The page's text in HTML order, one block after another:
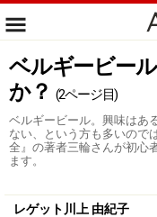
ベルギービー
か？ (2ページ目)
ベルギービール。興味はあ
ない、という方も多いので
全』の著者三輪さんが初心
ます。
レゲット川上 由紀子